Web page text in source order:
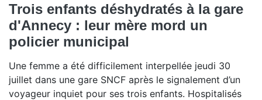
Trois enfants déshydratés à la gare
d'Annecy : leur mère mord un
policier municipal
Une femme a été difficilement interpellée jeudi 30
juillet dans une gare SNCF après le signalement d’un
voyageur inquiet pour ses trois enfants. Hospitalisés